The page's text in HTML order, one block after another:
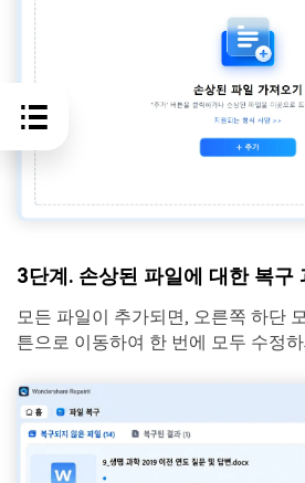
3단계. 손상된 파일에 대한 복구
모든 파일이 추가되면, 오른쪽 하단
튼으로 이동하여 한 번에 모두 수정